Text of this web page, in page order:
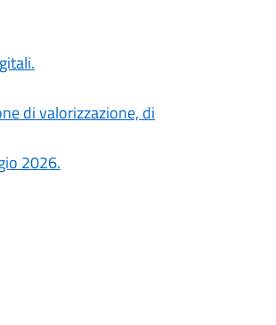
di valorizzazione, di
2026.